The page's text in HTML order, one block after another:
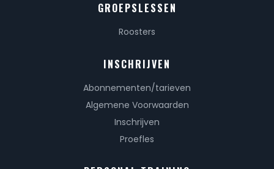
GROEPSLESSEN
Roosters
INSCHRIJVEN
Abonnementen/tarieven
Algemene Voorwaarden
Inschrijven
Proefles